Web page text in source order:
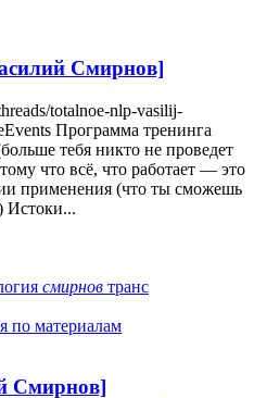
Смирнов]
totalnoe-nlp-vasilij-
Программа тренинга
тебя никто не проведет
что всё, что работает — это
применения (что ты сможешь
Истоки...
смирнов транс
по материалам
Смирнов]